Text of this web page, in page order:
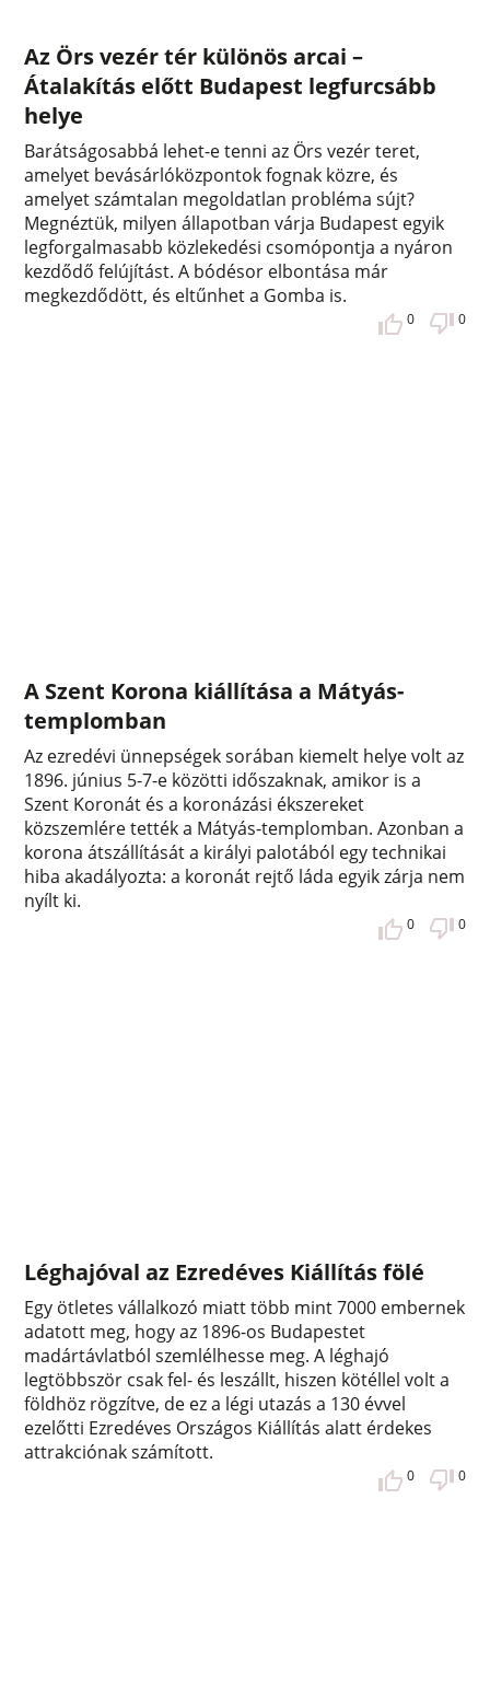
Az Örs vezér tér különös arcai –
Átalakítás előtt Budapest legfurcsább
helye
Barátságosabbá lehet-e tenni az Örs vezér teret,
amelyet bevásárlóközpontok fognak közre, és
amelyet számtalan megoldatlan probléma sújt?
Megnéztük, milyen állapotban várja Budapest egyik
legforgalmasabb közlekedési csomópontja a nyáron
kezdődő felújítást. A bódésor elbontása már
megkezdődött, és eltűnhet a Gomba is.
0 0
A Szent Korona kiállítása a Mátyás-
templomban
Az ezredévi ünnepségek sorában kiemelt helye volt az
1896. június 5-7-e közötti időszaknak, amikor is a
Szent Koronát és a koronázási ékszereket
közszemlére tették a Mátyás-templomban. Azonban a
korona átszállítását a királyi palotából egy technikai
hiba akadályozta: a koronát rejtő láda egyik zárja nem
nyílt ki.
0 0
Léghajóval az Ezredéves Kiállítás fölé
Egy ötletes vállalkozó miatt több mint 7000 embernek
adatott meg, hogy az 1896-os Budapestet
madártávlatból szemlélhesse meg. A léghajó
legtöbbször csak fel- és leszállt, hiszen kötéllel volt a
földhöz rögzítve, de ez a légi utazás a 130 évvel
ezelőtti Ezredéves Országos Kiállítás alatt érdekes
attrakciónak számított.
0 0